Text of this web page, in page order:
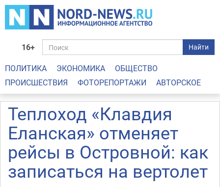
16+ Найти
ПОЛИТИКА ЭКОНОМИКА
ОБЩЕСТВО
ПРОИСШЕСТВИЯ
ФОТОРЕПОРТАЖИ АВТОРСКОЕ
Теплоход «Клавдия
Еланская» отменяет
рейсы в Островной: как
записаться на вертолет